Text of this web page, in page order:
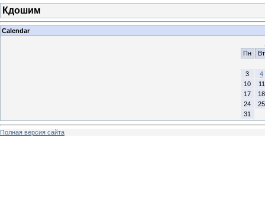
Кдошим
Calendar
Пн
Вт
3
4
10
11
17
18
24
25
31
Полная версия сайта